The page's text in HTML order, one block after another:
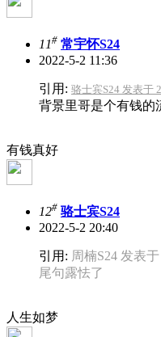
11# 常宇怀S24
2022-5-2 11:36
引用: 骆士宾S24 发表于
背景里哥是个有钱的
有钱真好
12# 骆士宾S24
2022-5-2 20:40
引用: 周楠S24 发表
尾句露怯了
人生如梦